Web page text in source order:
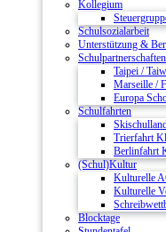
Kollegium
Schulsozialarbeit
Unterstützung &
Schulpartnerschaften
Taipei /
Marseille /
Europa
Schulfahrten
Trierfahrt
Berlinfahrt
(Schul)Kultur
Kulturelle
Kulturelle
Blocktage